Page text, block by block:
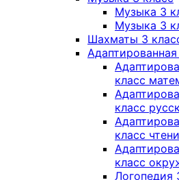
Музыка 3
Музыка 3
Шахматы 3
класс
класс
класс
класс
Логопедия